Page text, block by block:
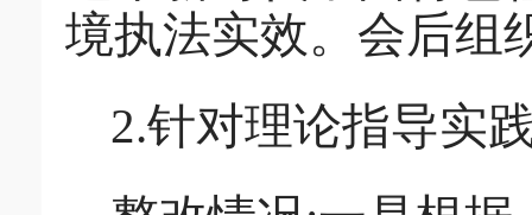
境执法实效。会后组
2.针对理论指导实